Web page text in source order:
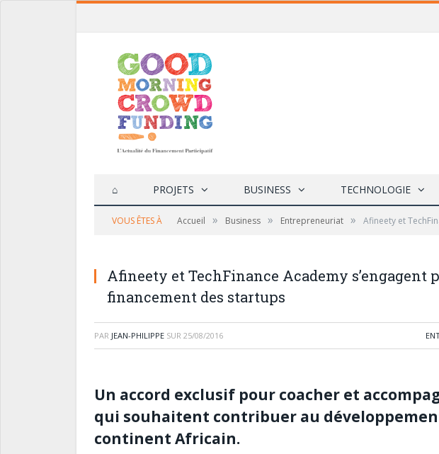
⌂ PROJETS BUSINESS TECHNOLOGIE
VOUS ÊTES À Accueil » Business » Entrepreneuriat » Afineety et
Afineety et TechFinance Academy s’engagent
financement des startups
PAR JEAN-PHILIPPE SUR 25/08/2016
Un accord exclusif pour coacher et
qui souhaitent contribuer au
continent Africain.